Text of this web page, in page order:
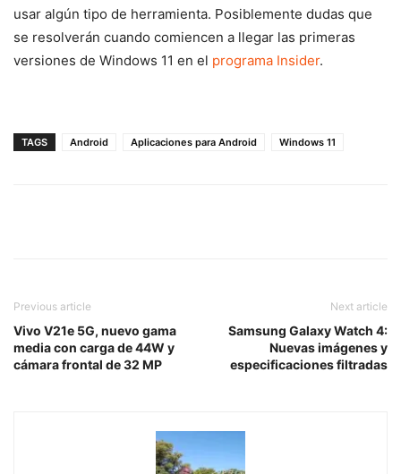
usar algún tipo de herramienta. Posiblemente dudas que
se resolverán cuando comiencen a llegar las primeras
versiones de Windows 11 en el programa Insider.
TAGS Android Aplicaciones para Android Windows 11
Previous article
Vivo V21e 5G, nuevo gama
media con carga de 44W y
cámara frontal de 32 MP
Next article
Samsung Galaxy Watch 4:
Nuevas imágenes y
especificaciones filtradas